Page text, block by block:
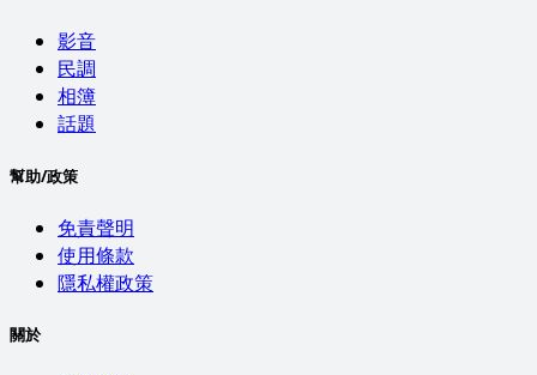
影音
民調
相簿
話題
幫助/政策
免責聲明
使用條款
隱私權政策
關於